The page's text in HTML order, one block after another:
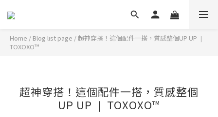
Home / Blog list page /超神穿搭！這個配件一搭，質感整個UP UP ❘
TOXOXO™
超神穿搭！這個配件一搭，質感整個
UP UP ❘ TOXOXO™